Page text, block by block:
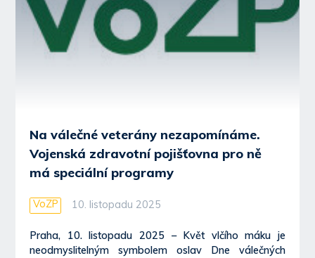
Na válečné veterány nezapomínáme.
Vojenská zdravotní pojišťovna pro ně
má speciální programy
VoZP 10. listopadu 2025
Praha, 10. listopadu 2025 – Květ vlčího máku je
neodmyslitelným symbolem oslav Dne válečných